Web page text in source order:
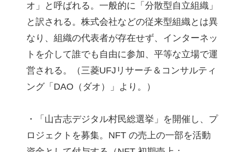
オ」と呼ばれる。一般的に「分散型自立組織」
と訳される。株式会社などの従来型組織とは異
なり、組織の代表者が存在せず、インターネッ
トを介して誰でも自由に参加、平等な立場で運
営される。（三菱UFJリサーチ＆コンサルティ
ング「DAO（ダオ）」より。）
・「山古志デジタル村民総選挙」を開催し、プ
ロジェクトを募集。NFT の売上の一部を活動